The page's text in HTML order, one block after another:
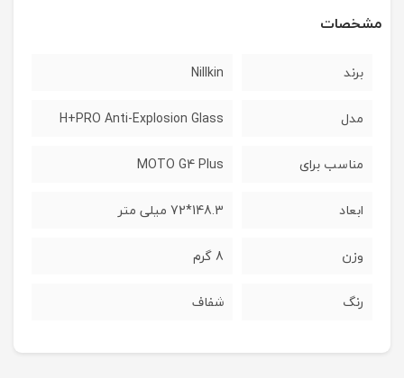
مشخصات
برند Nillkin
مدل H+PRO Anti-Explosion Glass
مناسب برای MOTO G4 Plus
ابعاد 148.3*72 میلی متر
وزن 8 گرم
رنگ شفاف